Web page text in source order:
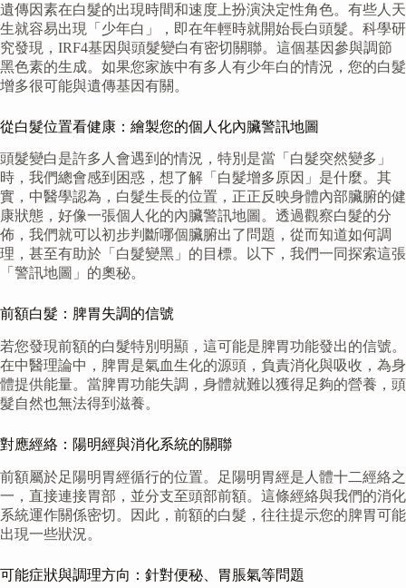
遺傳因素在白髮的出現時間和速度上扮演決定性角色。有些人天
生就容易出現「少年白」，即在年輕時就開始長白頭髮。科學研
究發現，IRF4基因與頭髮變白有密切關聯。這個基因參與調節
黑色素的生成。如果您家族中有多人有少年白的情況，您的白髮
增多很可能與遺傳基因有關。
從白髮位置看健康：繪製您的個人化內臟警訊地圖
頭髮變白是許多人會遇到的情況，特別是當「白髮突然變多」
時，我們總會感到困惑，想了解「白髮增多原因」是什麼。其
實，中醫學認為，白髮生長的位置，正正反映身體內部臟腑的健
康狀態，好像一張個人化的內臟警訊地圖。透過觀察白髮的分
佈，我們就可以初步判斷哪個臟腑出了問題，從而知道如何調
理，甚至有助於「白髮變黑」的目標。以下，我們一同探索這張
「警訊地圖」的奧秘。
前額白髮：脾胃失調的信號
若您發現前額的白髮特別明顯，這可能是脾胃功能發出的信號。
在中醫理論中，脾胃是氣血生化的源頭，負責消化與吸收，為身
體提供能量。當脾胃功能失調，身體就難以獲得足夠的營養，頭
髮自然也無法得到滋養。
對應經絡：陽明經與消化系統的關聯
前額屬於足陽明胃經循行的位置。足陽明胃經是人體十二經絡之
一，直接連接胃部，並分支至頭部前額。這條經絡與我們的消化
系統運作關係密切。因此，前額的白髮，往往提示您的脾胃可能
出現一些狀況。
可能症狀與調理方向：針對便秘、胃脹氣等問題